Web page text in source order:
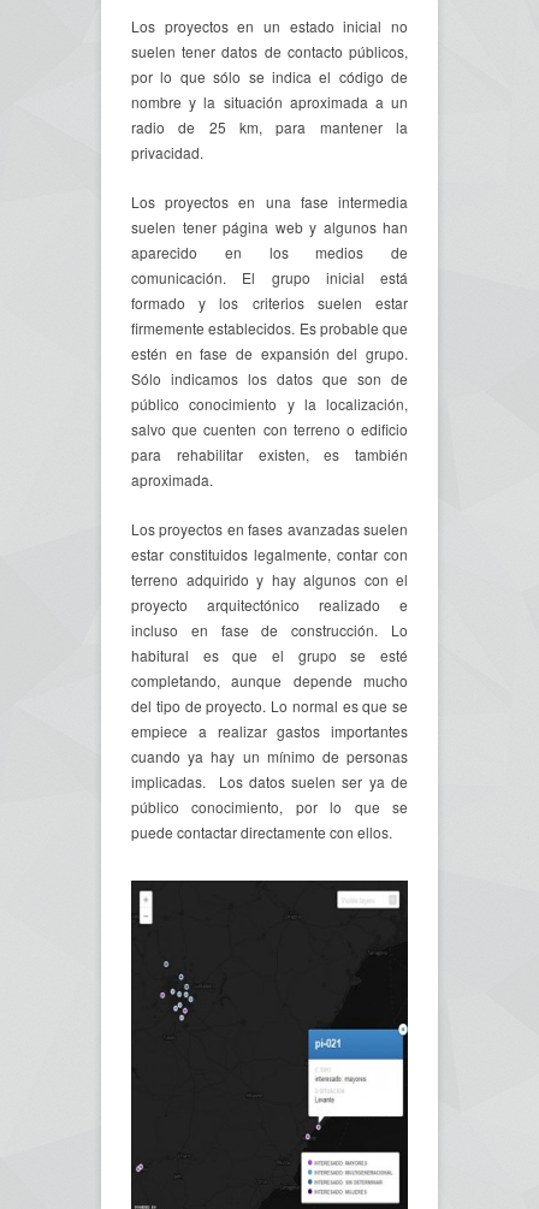
Los proyectos en un estado inicial no
suelen tener datos de contacto públicos,
por lo que sólo se indica el código de
nombre y la situación aproximada a un
radio de 25 km, para mantener la
privacidad.
Los proyectos en una fase intermedia
suelen tener página web y algunos han
aparecido en los medios de
comunicación. El grupo inicial está
formado y los criterios suelen estar
firmemente establecidos. Es probable que
estén en fase de expansión del grupo.
Sólo indicamos los datos que son de
público conocimiento y la localización,
salvo que cuenten con terreno o edificio
para rehabilitar existen, es también
aproximada.
Los proyectos en fases avanzadas suelen
estar constituidos legalmente, contar con
terreno adquirido y hay algunos con el
proyecto arquitectónico realizado e
incluso en fase de construcción. Lo
habitural es que el grupo se esté
completando, aunque depende mucho
del tipo de proyecto. Lo normal es que se
empiece a realizar gastos importantes
cuando ya hay un mínimo de personas
implicadas. Los datos suelen ser ya de
público conocimiento, por lo que se
puede contactar directamente con ellos.